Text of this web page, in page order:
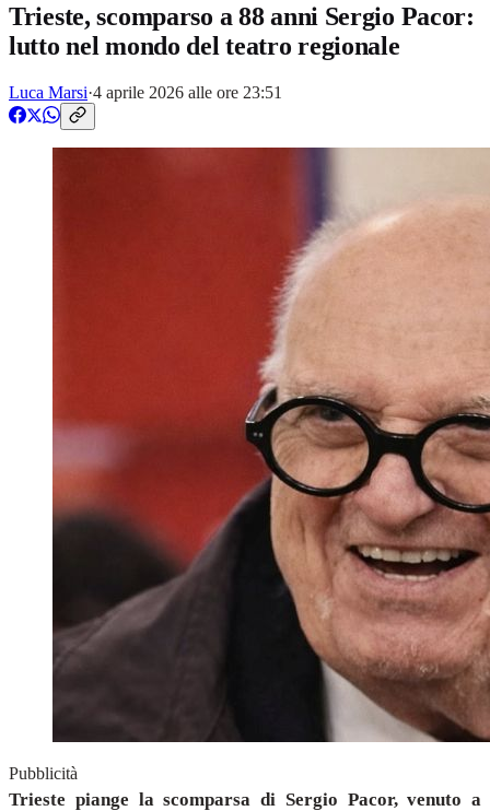
Trieste, scomparso a 88 anni Sergio Pacor:
lutto nel mondo del teatro regionale
Luca Marsi·4 aprile 2026 alle ore 23:51
Pubblicità
Trieste piange la scomparsa di Sergio Pacor, venuto a